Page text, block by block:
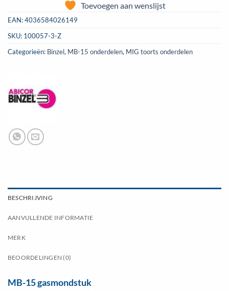
Toevoegen aan wenslijst
EAN:4036584026149
SKU: 100057-3-Z
Categorieën: Binzel, MB-15 onderdelen, MIG toorts onderdelen
BESCHRIJVING
AANVULLENDE INFORMATIE
MERK
BEOORDELINGEN (0)
MB-15 gasmondstuk